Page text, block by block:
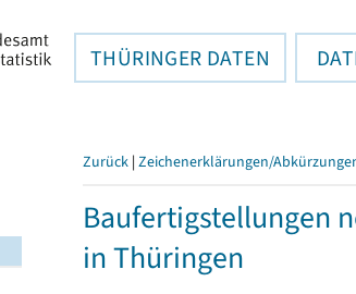
THÜRINGER DATEN
Zurück | Zeichenerklärungen/
Baufertigstellungen
in Thüringen